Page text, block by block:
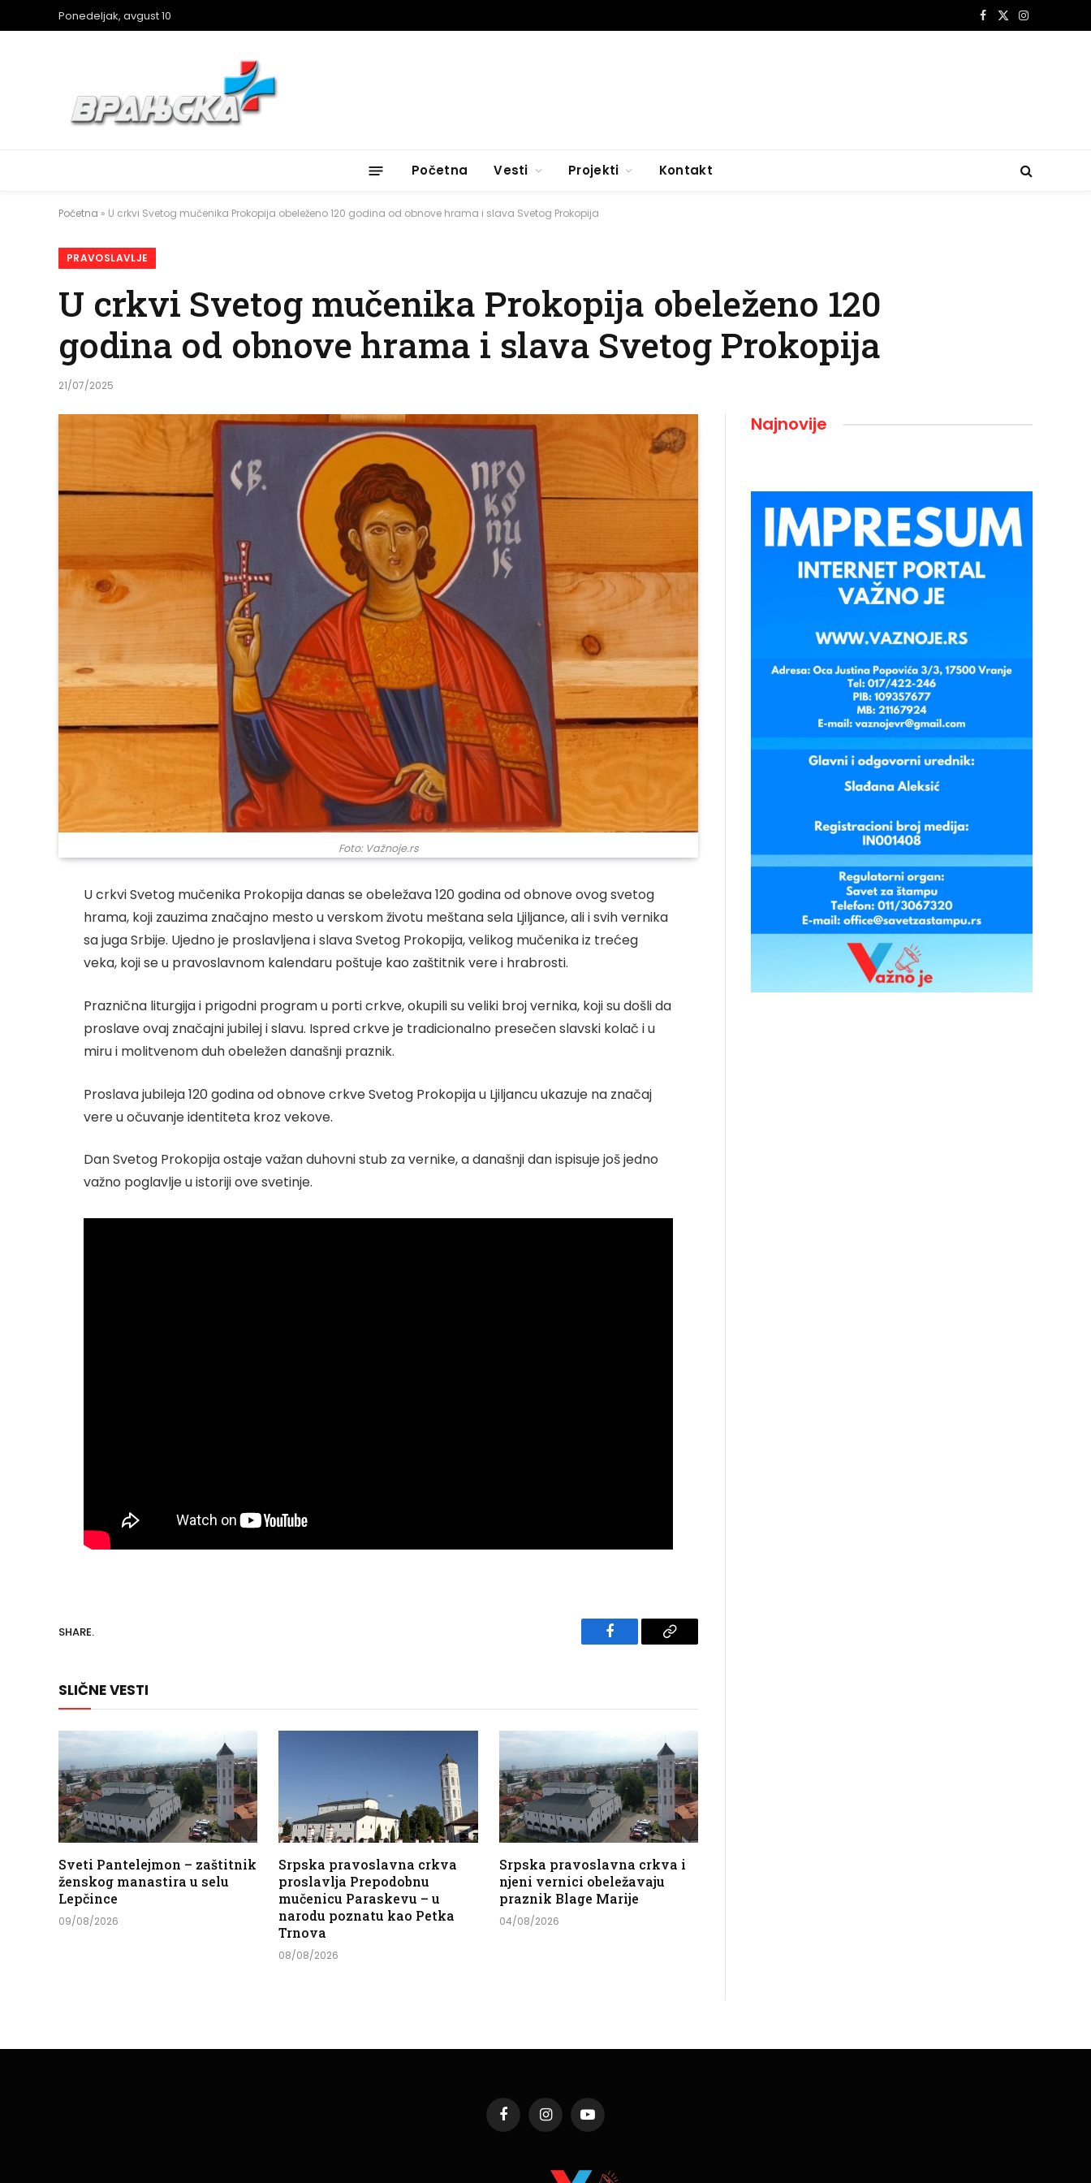
Ponedeljak, avgust 10 Facebook
X
Instagram
Početna Vesti Projekti Kontakt
Početna » U crkvi Svetog mučenika Prokopija obeleženo 120 godina od obnove hrama i slava Svetog Prokopija
PRAVOSLAVLJE
U crkvi Svetog mučenika Prokopija obeleženo 120
godina od obnove hrama i slava Svetog Prokopija
21/07/2025
Foto: Važnoje.rs
U crkvi Svetog mučenika Prokopija danas se obeležava 120 godina od obnove ovog svetog
hrama, koji zauzima značajno mesto u verskom životu meštana sela Ljiljance, ali i svih vernika
sa juga Srbije. Ujedno je proslavljena i slava Svetog Prokopija, velikog mučenika iz trećeg
veka, koji se u pravoslavnom kalendaru poštuje kao zaštitnik vere i hrabrosti.
Praznična liturgija i prigodni program u porti crkve, okupili su veliki broj vernika, koji su došli da
proslave ovaj značajni jubilej i slavu. Ispred crkve je tradicionalno presečen slavski kolač i u
miru i molitvenom duh obeležen današnji praznik.
Proslava jubileja 120 godina od obnove crkve Svetog Prokopija u Ljiljancu ukazuje na značaj
vere u očuvanje identiteta kroz vekove.
Dan Svetog Prokopija ostaje važan duhovni stub za vernike, a današnji dan ispisuje još jedno
važno poglavlje u istoriji ove svetinje.
SHARE.
Facebook Copy
SLIČNE VESTI
Sveti Pantelejmon – zaštitnik
ženskog manastira u selu
Lepčince
09/08/2026
Srpska pravoslavna crkva
proslavlja Prepodobnu
mučenicu Paraskevu – u
narodu poznatu kao Petka
Trnova
08/08/2026
Srpska pravoslavna crkva i
njeni vernici obeležavaju
praznik Blage Marije
04/08/2026
Najnovije
FacebookInstagramYouTube